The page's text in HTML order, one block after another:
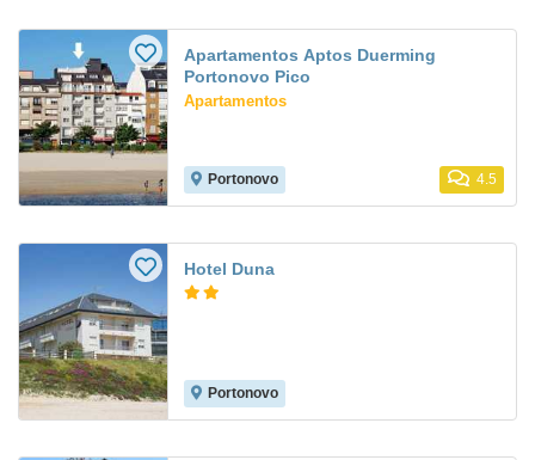
Apartamentos Aptos Duerming
Portonovo Pico
Apartamentos
Portonovo 4.5
Hotel Duna
Portonovo